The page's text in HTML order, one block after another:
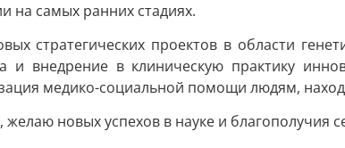
на самых ранних стадиях.
стратегических проектов в области
и внедрение в клиническую практику
медико-социальной помощи людям,
новых успехов в науке и благополучия